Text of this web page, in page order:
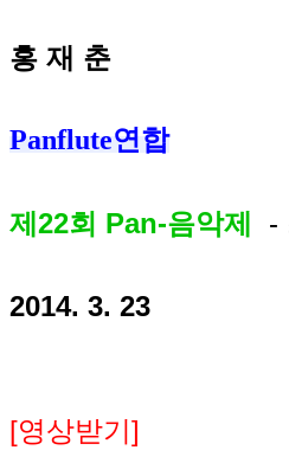
홍 재 춘
Panflute연합
제22회 Pan-음악제 -
2014. 3. 23
[영상받기]